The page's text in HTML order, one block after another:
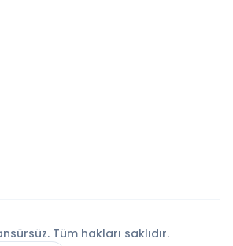
Tüm hakları saklıdır.